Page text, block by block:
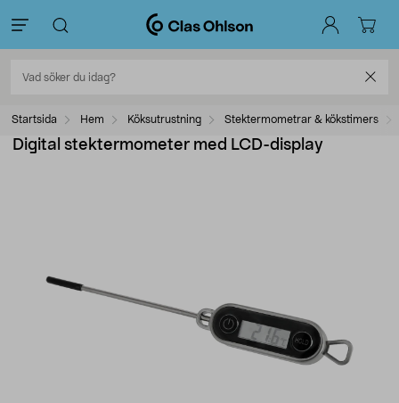
Startsida Hem Köksutrustning Stektermometrar & kökstimers
Digital stektermometer med LCD-display